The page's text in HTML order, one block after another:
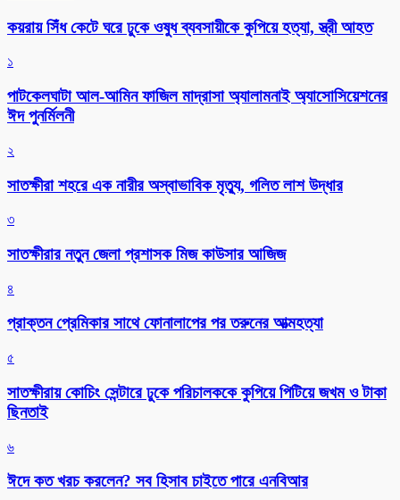
কয়রায় সিঁধ কেটে ঘরে ঢুকে ওষুধ ব্যবসায়ীকে কুপিয়ে হত্যা, স্ত্রী আহত
১
পাটকেলঘাটা আল-আমিন ফাজিল মাদ্রাসা অ্যালামনাই অ্যাসোসিয়েশনের
ঈদ পুনর্মিলনী
২
সাতক্ষীরা শহরে এক নারীর অস্বাভাবিক মৃত্যু, গলিত লাশ উদ্ধার
৩
সাতক্ষীরার নতুন জেলা প্রশাসক মিজ কাউসার আজিজ
৪
প্রাক্তন প্রেমিকার সাথে ফোনালাপের পর তরুনের আত্মহত্যা
৫
সাতক্ষীরায় কোচিং সেন্টারে ঢুকে পরিচালককে কুপিয়ে পিটিয়ে জখম ও টাকা
ছিনতাই
৬
ঈদে কত খরচ করলেন? সব হিসাব চাইতে পারে এনবিআর